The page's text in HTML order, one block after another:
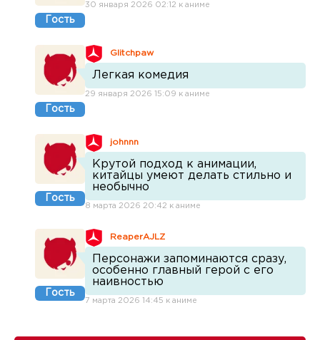
Гость
30 января 2026 02:12 к аниме
Гость
Glitchpaw
Легкая комедия
29 января 2026 15:09 к аниме
Гость
johnnn
Крутой подход к анимации,
китайцы умеют делать стильно и
необычно
8 марта 2026 20:42 к аниме
Гость
ReaperAJLZ
Персонажи запоминаются сразу,
особенно главный герой с его
наивностью
7 марта 2026 14:45 к аниме